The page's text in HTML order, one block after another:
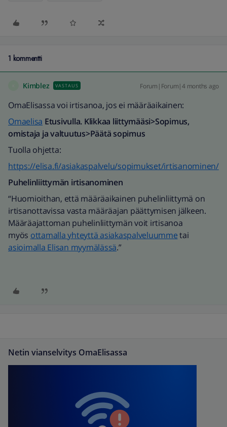
1 kommentti
Kimblez VASTAUS Forum|Forum|4 months ago
OmaElisassa voi irtisanoa, jos ei määräaikainen:
Omaelisa Etusivulla. Klikkaa liittymääsi>Sopimus,
omistaja ja valtuutus>Päätä sopimus
Tuolla ohjetta:
https://elisa.fi/asiakaspalvelu/sopimukset/irtisanominen/
Puhelinliittymän irtisanominen
“Huomioithan, että määräaikainen puhelinliittymä on
irtisanottavissa vasta määräajan päättymisen jälkeen.
Määräajattoman puhelinliittymän voit irtisanoa
myös ottamalla yhteyttä asiakaspalveluummetai
asioimalla Elisan myymälässä.”
Netin vianselvitys OmaElisassa